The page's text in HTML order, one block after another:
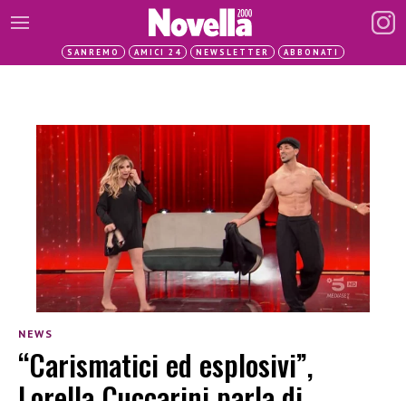
SANREMO AMICI 24 NEWSLETTER ABBONATI
NEWS
“Carismatici ed esplosivi”,